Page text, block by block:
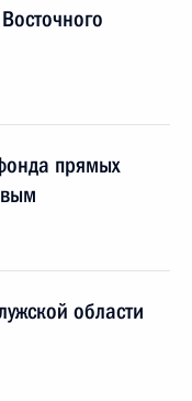
прямых
области